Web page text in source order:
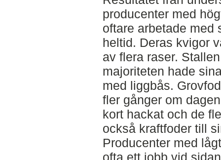
producenter med
oftare arbetade med
heltid. Deras kvigor
av flera raser.
majoriteten hade
med liggbås.
fler gånger om
kort hackat och de
också kraftfoder till
Producenter med
ofta ett jobb vid